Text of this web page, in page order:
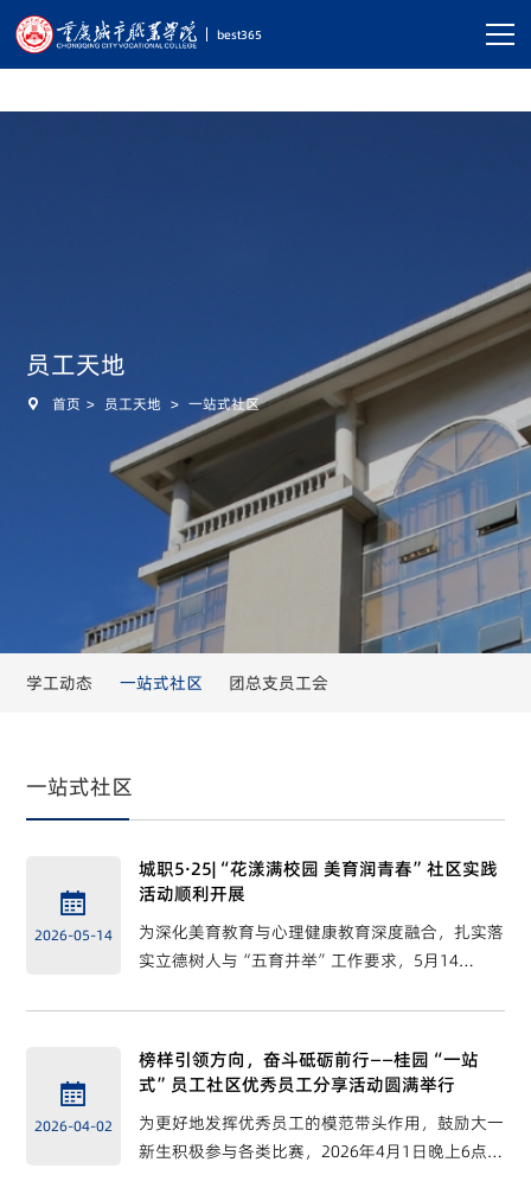
best365|中国有限公司-官方网站
best365

教学科研


员工天地
 首页 > 员工天地 > 一站式社区
学工动态 一站式社区 团总支员工会
一站式社区

2026-05-14
城职5·25|“花漾满校园 美育润青春”社区实践
活动顺利开展
为深化美育教育与心理健康教育深度融合，扎实落
实立德树人与“五育并举”工作要求，5月14
人实践活动在桂园“一站式”员工社区顺利举办。
活动聚焦美育润心、艺术疗愈...

2026-04-02
榜样引领方向，奋斗砥砺前行——桂园“一站
式”员工社区优秀员工分享活动圆满举行
为更好地发挥优秀员工的模范带头作用，鼓励大一
新生积极参与各类比赛，2026年4月1日晚上6点